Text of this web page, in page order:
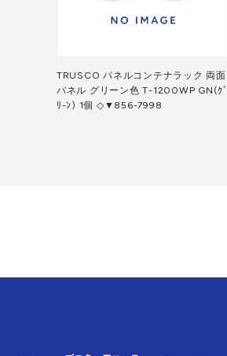
TRUSCO パネルコンテナラック 両面
パネル グリーン色 T-1200WP GN(ｸﾞ
ﾘ-ﾝ) 1個 ◇▼856-7998